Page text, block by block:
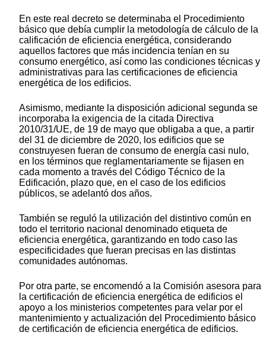
En este real decreto se determinaba el Procedimiento
básico que debía cumplir la metodología de cálculo de la
calificación de eficiencia energética, considerando
aquellos factores que más incidencia tenían en su
consumo energético, así como las condiciones técnicas y
administrativas para las certificaciones de eficiencia
energética de los edificios.
Asimismo, mediante la disposición adicional segunda se
incorporaba la exigencia de la citada Directiva
2010/31/UE, de 19 de mayo que obligaba a que, a partir
del 31 de diciembre de 2020, los edificios que se
construyesen fueran de consumo de energía casi nulo,
en los términos que reglamentariamente se fijasen en
cada momento a través del Código Técnico de la
Edificación, plazo que, en el caso de los edificios
públicos, se adelantó dos años.
También se reguló la utilización del distintivo común en
todo el territorio nacional denominado etiqueta de
eficiencia energética, garantizando en todo caso las
especificidades que fueran precisas en las distintas
comunidades autónomas.
Por otra parte, se encomendó a la Comisión asesora para
la certificación de eficiencia energética de edificios el
apoyo a los ministerios competentes para velar por el
mantenimiento y actualización del Procedimiento básico
de certificación de eficiencia energética de edificios.